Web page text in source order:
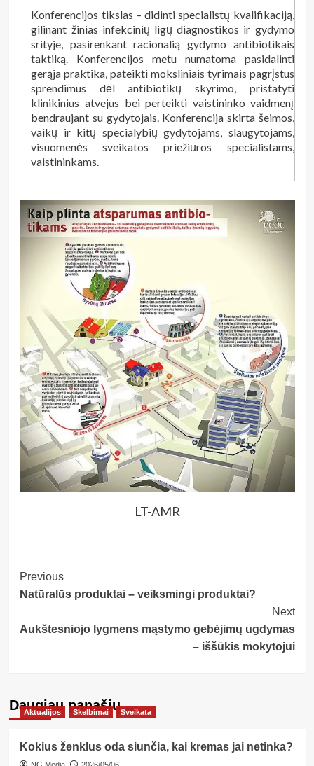
Konferencijos tikslas – didinti specialistų kvalifikaciją,
gilinant žinias infekcinių ligų diagnostikos ir gydymo
srityje, pasirenkant racionalią gydymo antibiotikais
taktiką. Konferencijos metu numatoma pasidalinti
gerąja praktika, pateikti moksliniais tyrimais pagrįstus
sprendimus dėl antibiotikų skyrimo, pristatyti
klinikinius atvejus bei perteikti vaistininko vaidmenį
bendraujant su gydytojais. Konferencija skirta šeimos,
vaikų ir kitų specialybių gydytojams, slaugytojams,
visuomenės sveikatos priežiūros specialistams,
vaistininkams.
LT-AMR
Post
Navigation
Previous
Natūralūs produktai – veiksmingi produktai?
Next
Aukštesniojo lygmens mąstymo gebėjimų ugdymas
– iššūkis mokytojui
Daugiau panašių…
Aktualijos Skelbimai Sveikata
Kokius ženklus oda siunčia, kai kremas jai netinka?